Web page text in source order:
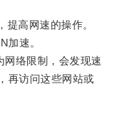
高网速的操作。
速。
络限制，会发现速
再访问这些网站或